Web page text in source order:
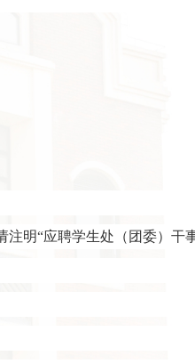
明“应聘学生处（团委）干